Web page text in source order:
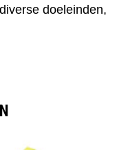
doeleinden,